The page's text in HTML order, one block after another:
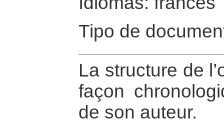
Tipo de
La structure de
façon
de son auteur.